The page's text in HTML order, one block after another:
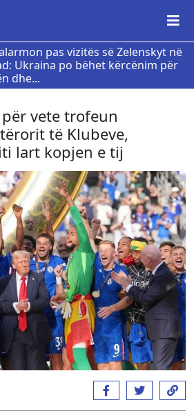
pas vizitës së Zelenskyt në
Ukraina po bëhet kërcënim për
dhe...
vete trofeun
të Klubeve,
lart kopjen e tij